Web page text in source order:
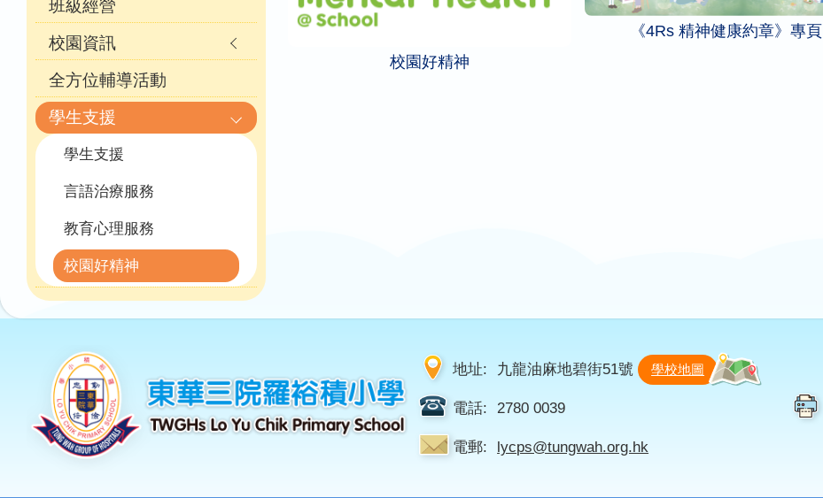
校園好精神
《4Rs 精神健康約章》專頁
班級經營
校園資訊
全方位輔導活動
學生支援
學生支援
言語治療服務
教育心理服務
校園好精神
地址: 九龍油麻地碧街51號 學校地圖
電話: 2780 0039
電郵: lycps@tungwah.org.hk